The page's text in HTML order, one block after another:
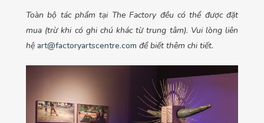
Toàn bộ tác phẩm tại The Factory đều có thể được đặt
mua (trừ khi có ghi chú khác từ trung tâm). Vui lòng liên
hệ art@factoryartscentre.com để biết thêm chi tiết.